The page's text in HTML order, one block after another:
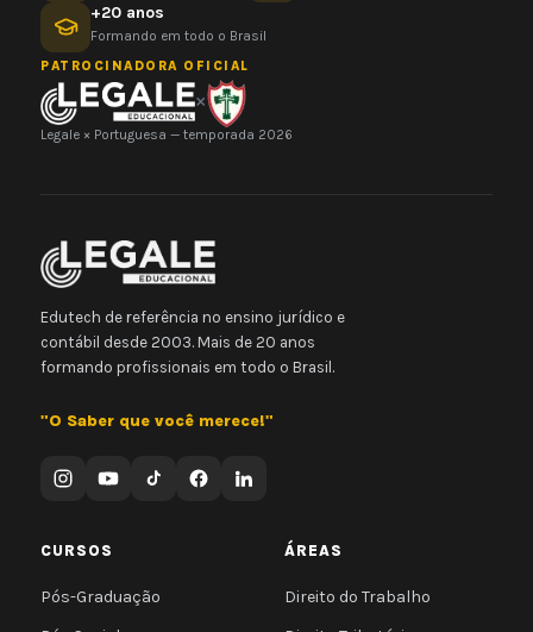
+20 anos
Formando em todo o Brasil
PATROCINADORA OFICIAL
×
Legale × Portuguesa — temporada 2026
Edutech de referência no ensino jurídico e
contábil desde 2003. Mais de 20 anos
formando profissionais em todo o Brasil.
"O Saber que você merece!"
CURSOS
Pós-Graduação
ÁREAS
Direito do Trabalho